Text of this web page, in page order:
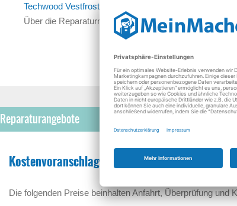
Techwood Vestfrost Luxor
Über die Reparaturmöglichkeit dieser Marken
Reparaturangebote
Kostenvoranschlagspreise:
Die folgenden Preise beinhalten Anfahrt, Überprüfung